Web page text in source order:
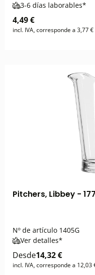
3-6 días laborables*
4,49 €
incl. IVA, corresponde a 3,77
Pitchers, Libbey -
Nº de artículo 1405G
Ver detalles*
Desde14,32 €
incl. IVA, corresponde a 12,03